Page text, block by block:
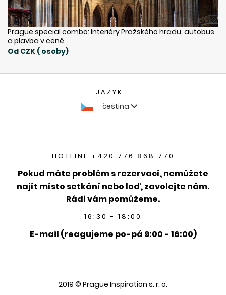
Prague special combo: Interiéry Pražského hradu, autobus
a plavba v ceně
Od CZK ( osoby)
JAZYK
čeština
HOTLINE +420 776 868 770
Pokud máte problém s rezervací, nemůžete
najít místo setkání nebo loď, zavolejte nám.
Rádi vám pomůžeme.
16:30 - 18:00
E-mail (reagujeme po-pá 9:00 - 16:00)
2019 © Prague Inspiration s. r. o.